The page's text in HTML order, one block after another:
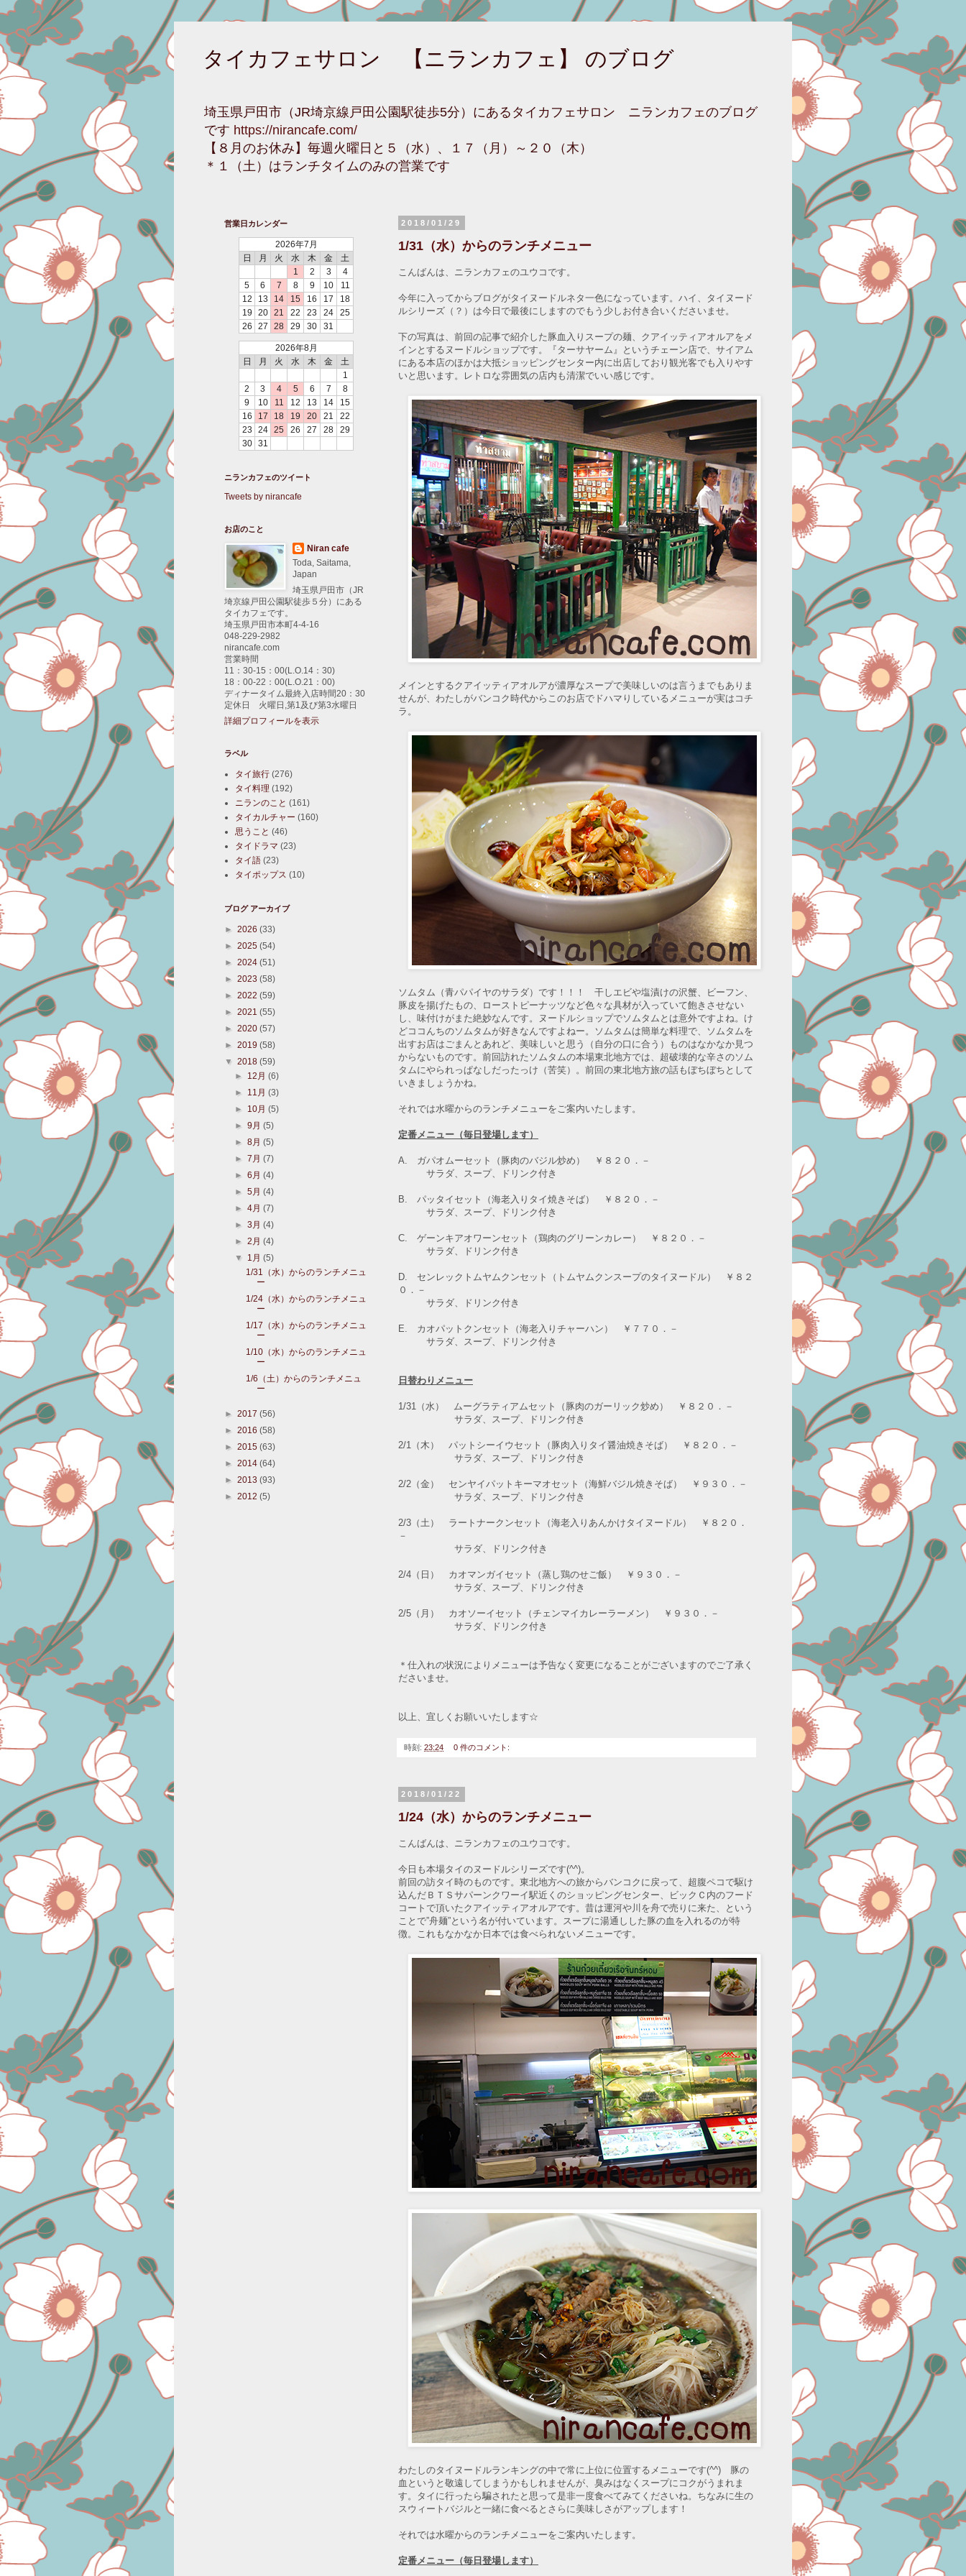
タイカフェサロン 【ニランカフェ】 のブログ
埼玉県戸田市（JR埼京線戸田公園駅徒歩5分）にあるタイカフェサロン ニランカフェのブログ
です https://nirancafe.com/
【８月のお休み】毎週火曜日と５（水）、１７（月）～２０（木）
＊１（土）はランチタイムのみの営業です
2018/01/29
1/31（水）からのランチメニュー
こんばんは、ニランカフェのユウコです。
今年に入ってからブログがタイヌードルネタ一色になっています。ハイ、タイヌード
ルシリーズ（？）は今日で最後にしますのでもう少しお付き合いくださいませ。
下の写真は、前回の記事で紹介した豚血入りスープの麺、クアイッティアオルアをメ
インとするヌードルショップです。『ターサヤーム』というチェーン店で、サイアム
にある本店のほかは大抵ショッピングセンター内に出店しており観光客でも入りやす
いと思います。レトロな雰囲気の店内も清潔でいい感じです。
メインとするクアイッティアオルアが濃厚なスープで美味しいのは言うまでもありま
せんが、わたしがバンコク時代からこのお店でドハマりしているメニューが実はコチ
ラ。
ソムタム（青パパイヤのサラダ）です！！！ 干しエビや塩漬けの沢蟹、ビーフン、
豚皮を揚げたもの、ローストピーナッツなど色々な具材が入っていて飽きさせない
し、味付けがまた絶妙なんです。ヌードルショップでソムタムとは意外ですよね。け
どココんちのソムタムが好きなんですよねー。ソムタムは簡単な料理で、ソムタムを
出すお店はごまんとあれど、美味しいと思う（自分の口に合う）ものはなかなか見つ
からないものです。前回訪れたソムタムの本場東北地方では、超破壊的な辛さのソム
タムにやられっぱなしだったっけ（苦笑）。前回の東北地方旅の話もぼちぼちとして
いきましょうかね。
それでは水曜からのランチメニューをご案内いたします。
定番メニュー（毎日登場します）
A. ガパオムーセット（豚肉のバジル炒め） ￥８２０．－
サラダ、スープ、ドリンク付き
B. パッタイセット（海老入りタイ焼きそば） ￥８２０．－
サラダ、スープ、ドリンク付き
C. ゲーンキアオワーンセット（鶏肉のグリーンカレー） ￥８２０．－
サラダ、ドリンク付き
D. センレックトムヤムクンセット（トムヤムクンスープのタイヌードル） ￥８２
０．－
サラダ、ドリンク付き
E. カオパットクンセット（海老入りチャーハン） ￥７７０．－
サラダ、スープ、ドリンク付き
日替わりメニュー
1/31（水） ムーグラティアムセット（豚肉のガーリック炒め） ￥８２０．－
サラダ、スープ、ドリンク付き
2/1（木） パットシーイウセット（豚肉入りタイ醤油焼きそば） ￥８２０．－
サラダ、スープ、ドリンク付き
2/2（金） センヤイパットキーマオセット（海鮮バジル焼きそば） ￥９３０．－
サラダ、スープ、ドリンク付き
2/3（土） ラートナークンセット（海老入りあんかけタイヌードル） ￥８２０．
－
サラダ、ドリンク付き
2/4（日） カオマンガイセット（蒸し鶏のせご飯） ￥９３０．－
サラダ、スープ、ドリンク付き
2/5（月） カオソーイセット（チェンマイカレーラーメン） ￥９３０．－
サラダ、ドリンク付き
＊仕入れの状況によりメニューは予告なく変更になることがございますのでご了承く
ださいませ。
以上、宜しくお願いいたします☆
時刻: 23:24 0 件のコメント:
2018/01/22
1/24（水）からのランチメニュー
こんばんは、ニランカフェのユウコです。
今日も本場タイのヌードルシリーズです(^^)。
前回の訪タイ時のものです。東北地方への旅からバンコクに戻って、超腹ペコで駆け
込んだＢＴＳサパーンクワーイ駅近くのショッピングセンター、ビックＣ内のフード
コートで頂いたクアイッティアオルアです。昔は運河や川を舟で売りに来た、という
ことで”舟麺”という名が付いています。スープに湯通しした豚の血を入れるのが特
徴。これもなかなか日本では食べられないメニューです。
わたしのタイヌードルランキングの中で常に上位に位置するメニューです(^^) 豚の
血というと敬遠してしまうかもしれませんが、臭みはなくスープにコクがうまれま
す。タイに行ったら騙されたと思って是非一度食べてみてくださいね。ちなみに生の
スウィートバジルと一緒に食べるとさらに美味しさがアップします！
それでは水曜からのランチメニューをご案内いたします。
定番メニュー（毎日登場します）
営業日カレンダー
2026年7月
日
月 火 水 木 金
土
1
2 3
4
5
6 7 8 9 10
11
12
13 14 15 16 17
18
19
20 21 22 23 24
25
26
27 28 29 30 31
2026年8月
日
月 火 水 木 金
土
1
2
3 4 5 6 7
8
9
10 11 12 13 14
15
16
17 18 19 20 21
22
23
24 25 26 27 28
29
30
31
ニランカフェのツイート
Tweets by nirancafe
お店のこと
Niran cafe
Toda, Saitama,
Japan
埼玉県戸田市（JR
埼京線戸田公園駅徒歩５分）にある
タイカフェです。
埼玉県戸田市本町4-4-16
048-229-2982
nirancafe.com
営業時間
11：30-15：00(L.O.14：30)
18：00-22：00(L.O.21：00)
ディナータイム最終入店時間20：30
定休日 火曜日,第1及び第3水曜日
詳細プロフィールを表示
ラベル
タイ旅行 (276)
タイ料理 (192)
ニランのこと (161)
タイカルチャー (160)
思うこと (46)
タイドラマ (23)
タイ語 (23)
タイポップス (10)
ブログ アーカイブ
► 2026 (33)
► 2025 (54)
► 2024 (51)
► 2023 (58)
► 2022 (59)
► 2021 (55)
► 2020 (57)
► 2019 (58)
▼ 2018 (59)
► 12月(6)
► 11月(3)
► 10月(5)
►9月(5)
►8月(5)
►7月(7)
►6月(4)
►5月(4)
►4月(7)
►3月(4)
►2月(4)
▼ 1月(5)
1/31（水）からのランチメニュ
ー
1/24（水）からのランチメニュ
ー
1/17（水）からのランチメニュ
ー
1/10（水）からのランチメニュ
ー
1/6（土）からのランチメニュ
ー
► 2017 (56)
► 2016 (58)
► 2015 (63)
► 2014 (64)
► 2013 (93)
► 2012 (5)